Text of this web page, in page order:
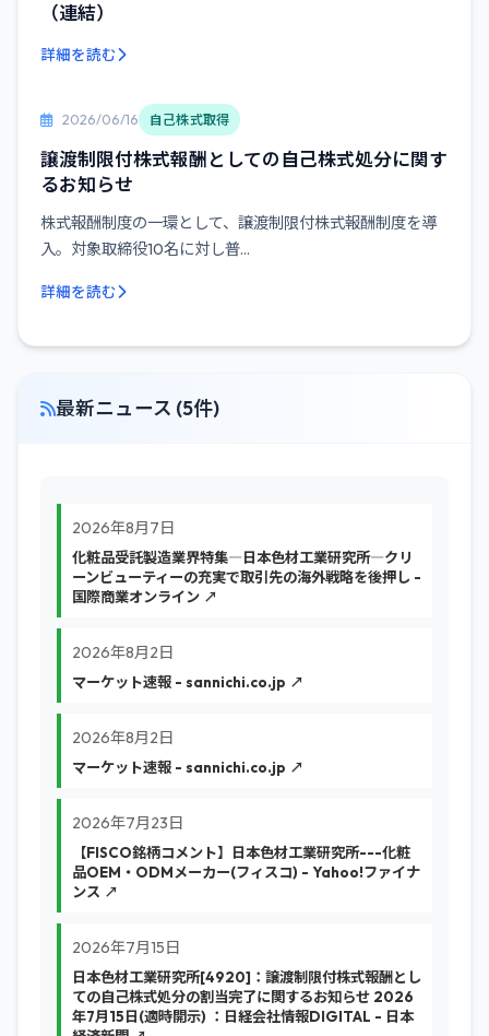
（連結）
詳細を読む
2026/06/16 自己株式取得
譲渡制限付株式報酬としての自己株式処分に関す
るお知らせ
株式報酬制度の一環として、譲渡制限付株式報酬制度を導
入。対象取締役10名に対し普...
詳細を読む
最新ニュース (5件)
2026年8月7日
化粧品受託製造業界特集―日本色材工業研究所―クリ
ーンビューティーの充実で取引先の海外戦略を後押し -
国際商業オンライン ↗
2026年8月2日
マーケット速報 - sannichi.co.jp ↗
2026年8月2日
マーケット速報 - sannichi.co.jp ↗
2026年7月23日
【FISCO銘柄コメント】日本色材工業研究所---化粧
品OEM・ODMメーカー(フィスコ) - Yahoo!ファイナ
ンス ↗
2026年7月15日
日本色材工業研究所[4920]：譲渡制限付株式報酬とし
ての自己株式処分の割当完了に関するお知らせ 2026
年7月15日(適時開示) ：日経会社情報DIGITAL - 日本